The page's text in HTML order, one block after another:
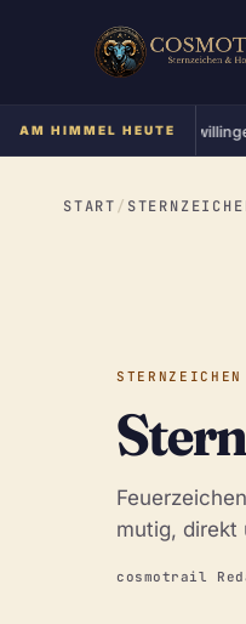
AM HIMMEL HEUTE
steht im Zeichen Zwillinge•
START /
STERNZEICHEN
mutig, direkt
cosmotrail